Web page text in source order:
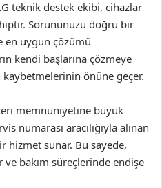
teknik destek ekibi, cihazlar
Sorununuzu doğru bir
en uygun çözümü
kendi başlarına çözmeye
kaybetmelerinin önüne geçer.
memnuniyetine büyük
numarası aracılığıyla alınan
hizmet sunar. Bu sayede,
ve bakım süreçlerinde endişe